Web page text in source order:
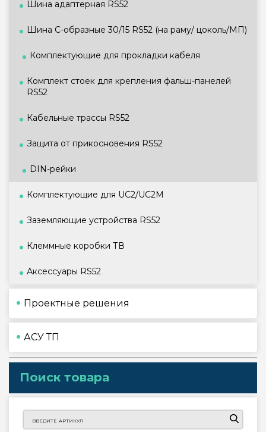
Шина адаптерная RS52
Шина С-образные 30/15 RS52 (на раму/ цоколь/МП)
Комплектующие для прокладки кабеля
Комплект стоек для крепления фальш-панелей
RS52
Кабельные трассы RS52
Защита от прикосновения RS52
DIN-рейки
Комплектующие для UC2/UC2M
Заземляющие устройства RS52
Клеммные коробки ТВ
Аксессуары RS52
Проектные решения
АСУ ТП
Поиск товара